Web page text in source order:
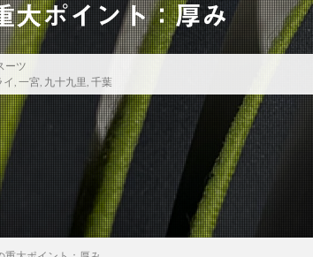
大ポイント：厚み
ーツ
イ, 一宮, 九十九里, 千葉